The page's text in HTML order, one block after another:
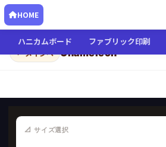
HOME
ハニカムボード ファブリック印刷
← メインへ Chameleon
📐 サイズ選択